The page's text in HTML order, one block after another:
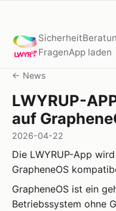
Sicherheit
FragenApp laden
← News
LWYRUP-
auf
2026-04-22
Die LWYRUP-App
GrapheneOS
GrapheneOS ist ein
Betriebssystem ohne